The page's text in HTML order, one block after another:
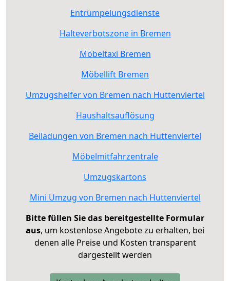
Entrümpelungsdienste
Halteverbotszone in Bremen
Möbeltaxi Bremen
Möbellift Bremen
Umzugshelfer von Bremen nach Huttenviertel
Haushaltsauflösung
Beiladungen von Bremen nach Huttenviertel
Möbelmitfahrzentrale
Umzugskartons
Mini Umzug von Bremen nach Huttenviertel
Bitte füllen Sie das bereitgestellte Formular
aus, um kostenlose Angebote zu erhalten, bei
denen alle Preise und Kosten transparent
dargestellt werden